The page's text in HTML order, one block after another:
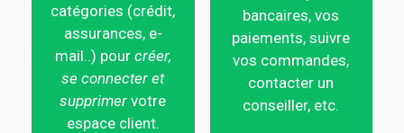
catégories (crédit,
assurances, e-
mail..) pour créer,
se connecter et
supprimer votre
espace client.
bancaires, vos
paiements, suivre
vos commandes,
contacter un
conseiller, etc.